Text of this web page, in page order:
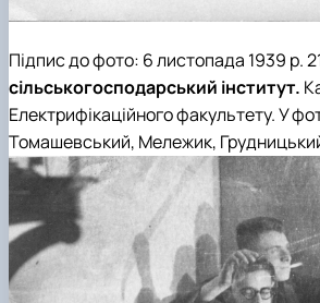
Підпис до фото: 6 листопада 1939 р.
сільськогосподарський інститут.
Електрифікаційного факультету. У
Томашевський, Мележик,